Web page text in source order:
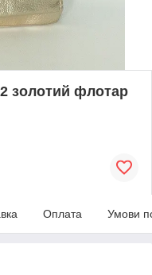
золотий флотар
Оплата Умови